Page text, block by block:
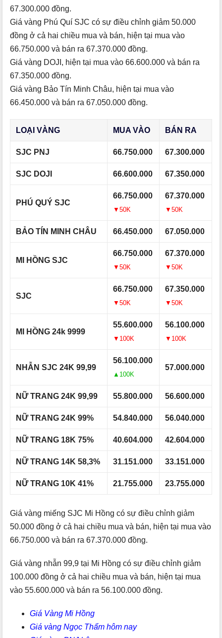
67.300.000 đồng.
Giá vàng Phú Quí SJC có sự điều chỉnh giảm 50.000
đồng ở cả hai chiều mua và bán, hiện tại mua vào
66.750.000 và bán ra 67.370.000 đồng.
Giá vàng DOJI, hiện tại mua vào 66.600.000 và bán ra
67.350.000 đồng.
Giá vàng Bảo Tín Minh Châu, hiện tại mua vào
66.450.000 và bán ra 67.050.000 đồng.
LOẠI VÀNG MUA VÀO BÁN RA
SJC PNJ 66.750.000 67.300.000
SJC DOJI 66.600.000 67.350.000
PHÚ QUÝ SJC
66.750.000
▼50K
67.370.000
▼50K
BẢO TÍN MINH CHÂU 66.450.000 67.050.000
MI HỒNG SJC
66.750.000
▼50K
67.370.000
▼50K
SJC
66.750.000
▼50K
67.350.000
▼50K
MI HỒNG 24k 9999
55.600.000
▼100K
56.100.000
▼100K
NHẪN SJC 24K 99,99
56.100.000
▲100K
57.000.000
NỮ TRANG 24K 99,99 55.800.000 56.600.000
NỮ TRANG 24K 99% 54.840.000 56.040.000
NỮ TRANG 18K 75% 40.604.000 42.604.000
NỮ TRANG 14K 58,3% 31.151.000 33.151.000
NỮ TRANG 10K 41% 21.755.000 23.755.000
Giá vàng miếng SJC Mi Hồng có sự điều chỉnh giảm
50.000 đồng ở cả hai chiều mua và bán, hiện tại mua vào
66.750.000 và bán ra 67.370.000 đồng.
Giá vàng nhẫn 99,9 tại Mi Hồng có sự điều chỉnh giảm
100.000 đồng ở cả hai chiều mua và bán, hiện tại mua
vào 55.600.000 và bán ra 56.100.000 đồng.
Giá Vàng Mi Hồng
Giá vàng Ngọc Thẩm hôm nay